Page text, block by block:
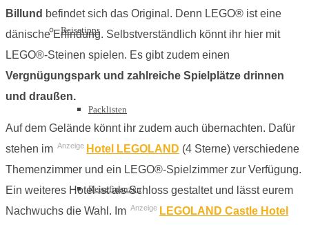
Reisetipps
Packlisten
Reisefinanzen
Billund befindet sich das Original. Denn LEGO® ist eine
dänische Erfindung. Selbstverständlich könnt ihr hier mit
LEGO®-Steinen spielen. Es gibt zudem einen
Vergnügungspark und zahlreiche Spielplätze drinnen
und draußen.
Auf dem Gelände könnt ihr zudem auch übernachten. Dafür
stehen im Anzeige Hotel LEGOLAND (4 Sterne) verschiedene
Themenzimmer und ein LEGO®-Spielzimmer zur Verfügung.
Ein weiteres Hotel ist als Schloss gestaltet und lässt eurem
Nachwuchs die Wahl. Im Anzeige LEGOLAND Castle Hotel